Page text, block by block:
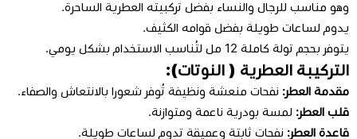
وهو مناسب للرجال والنساء بفضل تركبيته العطرية الساحرة.
يدوم لساعات طويلة بفضل قوامه الكثيف.
يتوفر بحجم تولة كاملة 12 مل لتُناسب الاستخدام بشكل يومي.
التركيبة العطرية ( النوتات):
مقدمة العطر: نفحات منعشة ونظيفة تُوفر شعورا بالانتعاش والصفاء.
قلب العطر: لمسة بودرية ناعمة ومتوازنة.
قاعدة العطر: نفحات ثابتة وعميقة تدوم لساعات طويلة.